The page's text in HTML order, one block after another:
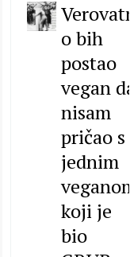
Verovatn
o bih
postao
vegan da
nisam
pričao s
jednim
veganom
koji je
bio